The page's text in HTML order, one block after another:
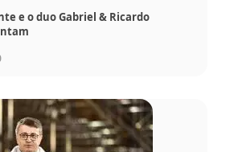
e o duo Gabriel & Ricardo